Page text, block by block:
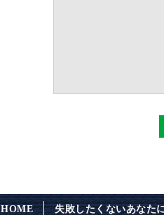
HOME 失敗したくないあなた